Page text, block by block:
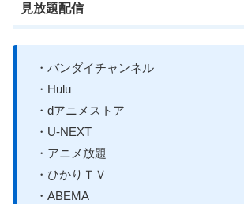
見放題配信
・バンダイチャンネル
・Hulu
・dアニメストア
・U-NEXT
・アニメ放題
・ひかりＴＶ
・ABEMA